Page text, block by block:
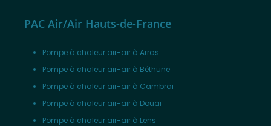
PAC Air/Air Hauts-de-France
Pompe à chaleur air-air à Arras
Pompe à chaleur air-air à Béthune
Pompe à chaleur air-air à Cambrai
Pompe à chaleur air-air à Douai
Pompe à chaleur air-air à Lens